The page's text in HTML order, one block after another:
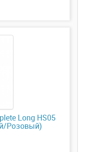
Long HS05
Розовый)